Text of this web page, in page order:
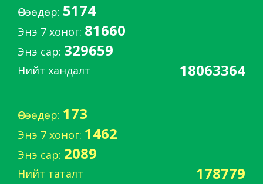
Өнөөдөр: 5174
Энэ 7 хоног: 81660
Энэ сар: 329659
Нийт хандалт 18063364
Өнөөдөр: 173
Энэ 7 хоног: 1462
Энэ сар: 2089
Нийт таталт 178779